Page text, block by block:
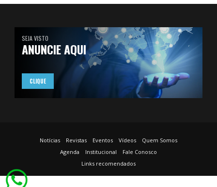
SEJA VISTO
ANUNCIE AQUI
CLIQUE
Notícias Revistas Eventos Vídeos
Quem Somos
Agenda
Institucional
Fale Conosco
Links recomendados